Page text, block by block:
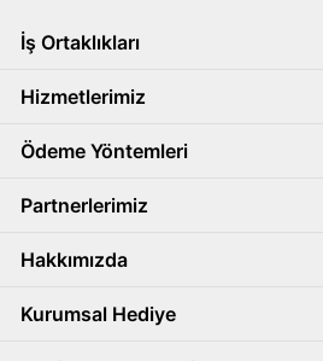
İş Ortaklıkları
Hizmetlerimiz
Ödeme Yöntemleri
Partnerlerimiz
Hakkımızda
Kurumsal Hediye